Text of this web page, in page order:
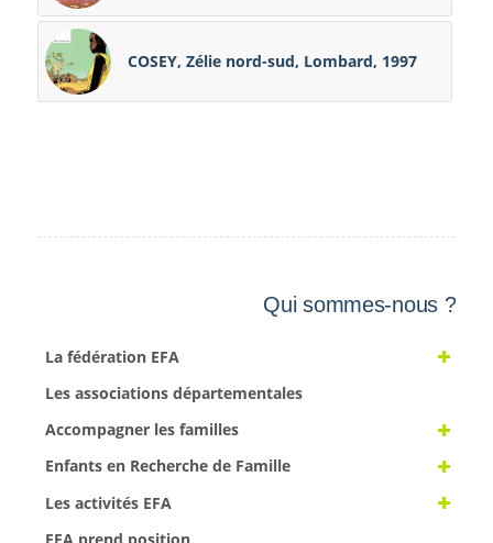
COSEY, Zélie nord-sud, Lombard, 1997
Qui sommes-nous ?
La fédération EFA
Les associations départementales
Accompagner les familles
Enfants en Recherche de Famille
Les activités EFA